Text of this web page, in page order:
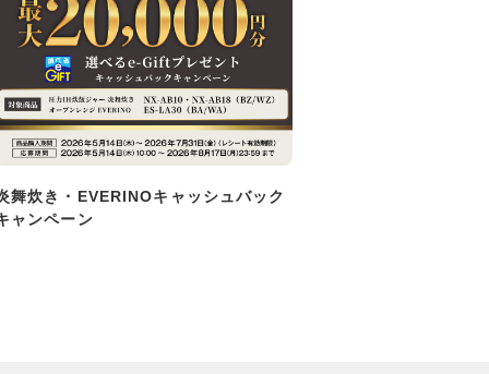
舞炊き・EVERINOキャッシュバック
ャンペーン